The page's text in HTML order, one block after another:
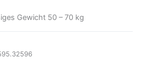
Gewicht 50 – 70 kg